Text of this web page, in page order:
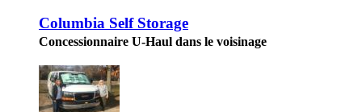
Columbia Self Storage
Concessionnaire U-Haul dans le voisinage